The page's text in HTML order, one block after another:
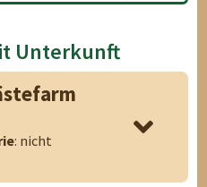
Unterkunft
: nicht